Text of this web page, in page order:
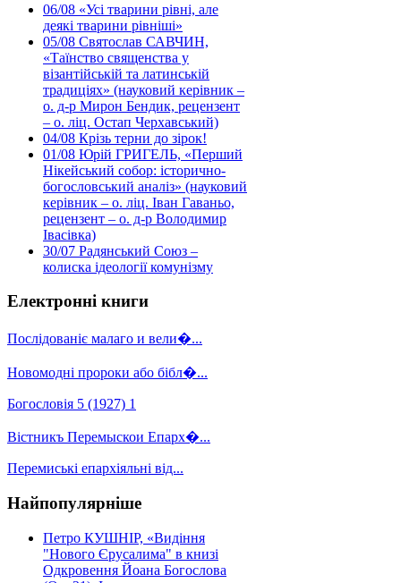
06/08 «Усі тварини рівні, але
деякі тварини рівніші»
05/08 Святослав САВЧИН,
«Таїнство священства у
візантійській та латинській
традиціях» (науковий керівник –
о. д-р Мирон Бендик, рецензент
– о. ліц. Остап Черхавський)
04/08 Крізь терни до зірок!
01/08 Юрій ГРИГЕЛЬ, «Перший
Нікейський собор: історично-
богословський аналіз» (науковий
керівник – о. ліц. Іван Гаваньо,
рецензент – о. д-р Володимир
Івасівка)
30/07 Радянський Союз –
колиска ідеології комунізму
Електронні книги
Послідованіє малаго и вели�...
Новомодні пророки або бібл�...
Богословія 5 (1927) 1
Вістникъ Перемыскои Епарх�...
Перемиські епархіяльні від...
Найпопулярніше
Петро КУШНІР, «Видіння
"Нового Єрусалима" в книзі
Одкровення Йоана Богослова